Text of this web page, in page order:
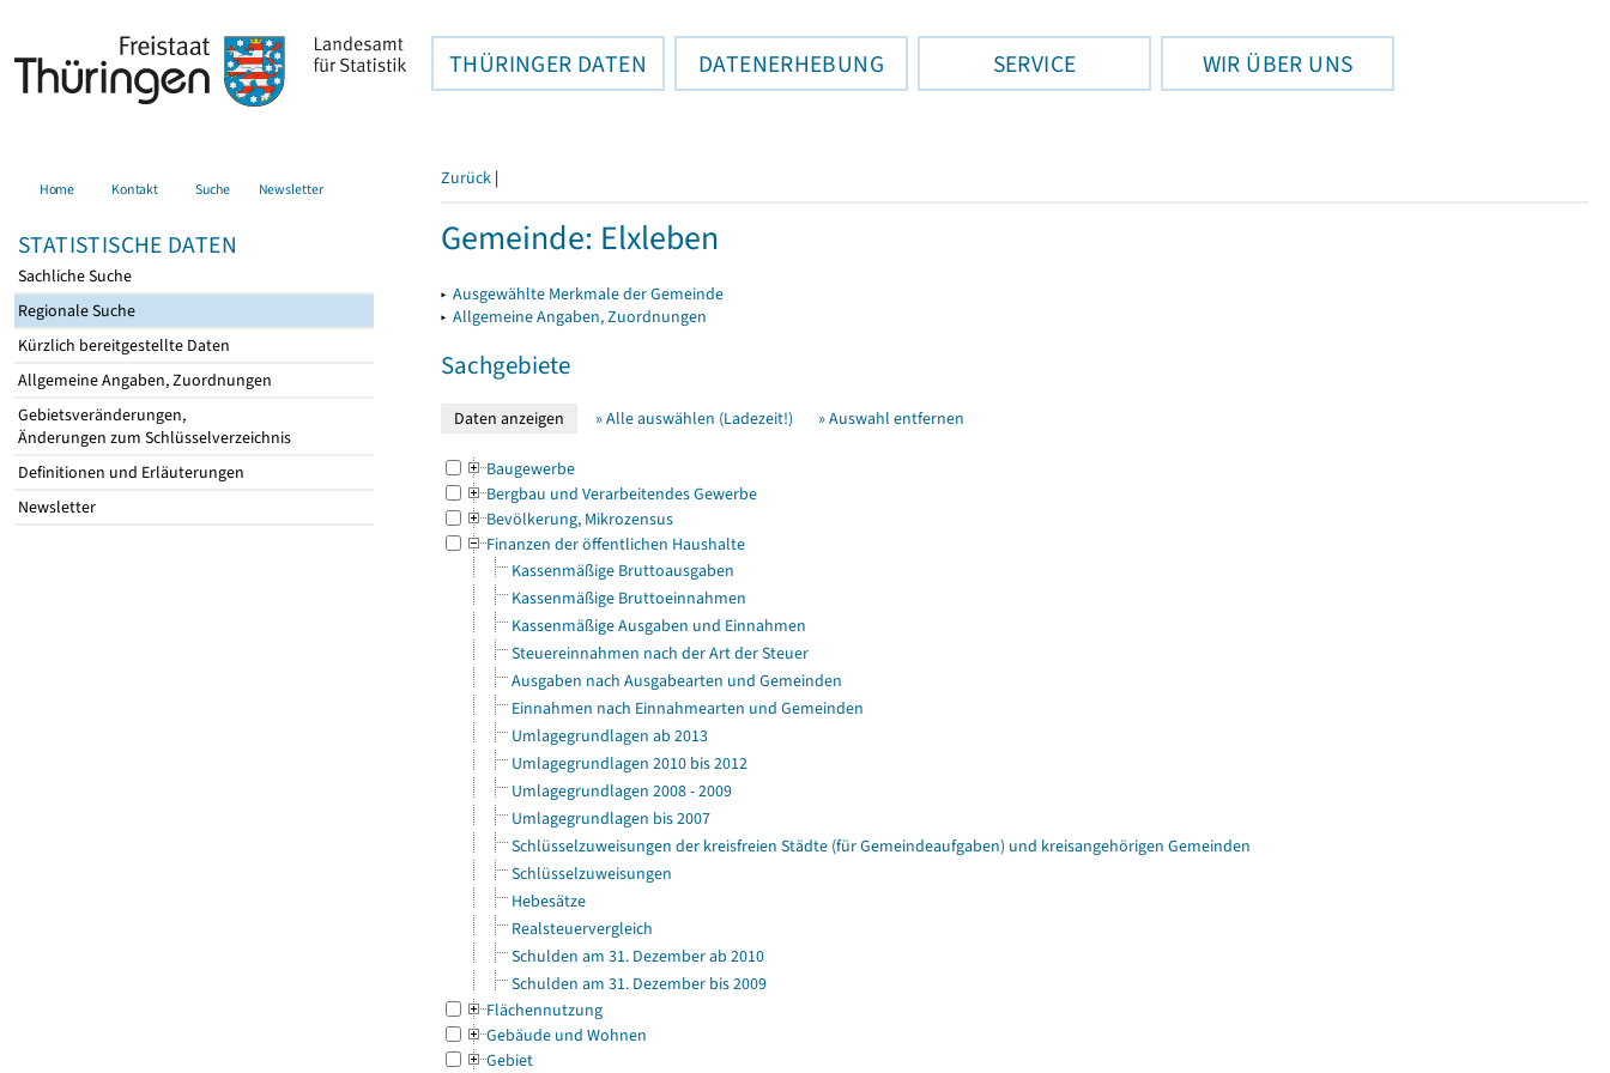
THÜRINGER DATEN DATENERHEBUNG SERVICE WIR ÜBER UNS
Home Kontakt Suche Newsletter
STATISTISCHE DATEN
Sachliche Suche
Regionale Suche
Kürzlich bereitgestellte Daten
Allgemeine Angaben, Zuordnungen
Gebietsveränderungen,
Änderungen zum Schlüsselverzeichnis
Definitionen und Erläuterungen
Newsletter
Zurück |
Gemeinde: Elxleben
▸ Ausgewählte Merkmale der Gemeinde
▸ Allgemeine Angaben, Zuordnungen
Sachgebiete
» Alle auswählen (Ladezeit!) » Auswahl entfernen
Baugewerbe
Bergbau und Verarbeitendes Gewerbe
Bevölkerung, Mikrozensus
Finanzen der öffentlichen Haushalte
Kassenmäßige Bruttoausgaben
Kassenmäßige Bruttoeinnahmen
Kassenmäßige Ausgaben und Einnahmen
Steuereinnahmen nach der Art der Steuer
Ausgaben nach Ausgabearten und Gemeinden
Einnahmen nach Einnahmearten und Gemeinden
Umlagegrundlagen ab 2013
Umlagegrundlagen 2010 bis 2012
Umlagegrundlagen 2008 - 2009
Umlagegrundlagen bis 2007
Schlüsselzuweisungen der kreisfreien Städte (für Gemeindeaufgaben) und kreisangehörigen Gemeinden
Schlüsselzuweisungen
Hebesätze
Realsteuervergleich
Schulden am 31. Dezember ab 2010
Schulden am 31. Dezember bis 2009
Flächennutzung
Gebäude und Wohnen
Gebiet